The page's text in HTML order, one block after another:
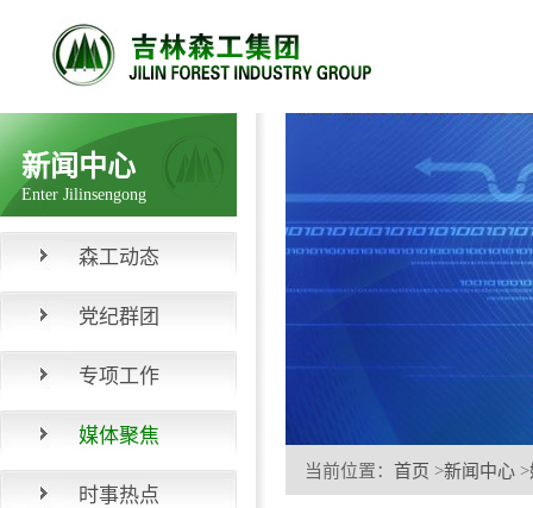
新闻中心
Enter Jilinsengong
森工动态
党纪群团
专项工作
媒体聚焦
时事热点
当前位置： 首页 >新闻中心 >